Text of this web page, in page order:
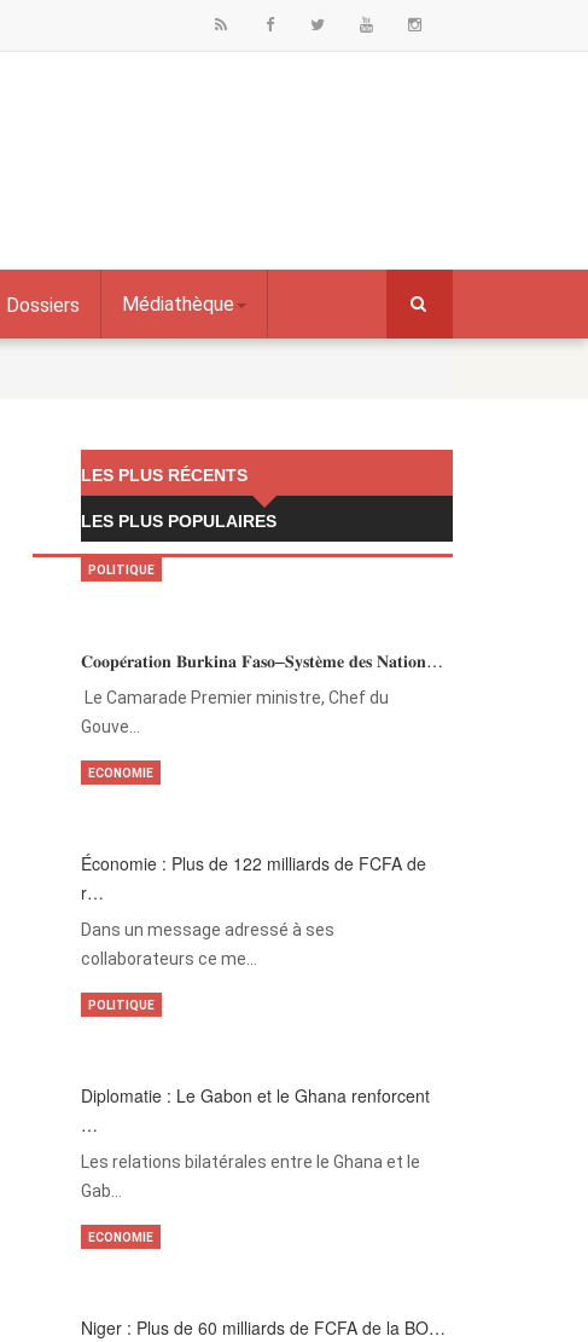
Dossiers Médiathèque
LES PLUS RÉCENTS
LES PLUS POPULAIRES
𝐂𝐨𝐨𝐩𝐞́𝐫𝐚𝐭𝐢𝐨𝐧 𝐁𝐮𝐫𝐤𝐢𝐧𝐚 𝐅𝐚𝐬𝐨–𝐒𝐲𝐬𝐭𝐞̀𝐦𝐞 𝐝𝐞𝐬 𝐍𝐚𝐭𝐢𝐨𝐧…
‎Le Camarade Premier ministre, Chef du
Gouve…
POLITIQUE
Économie : Plus de 122 milliards de FCFA de
r…
Dans un message adressé à ses
collaborateurs ce me…
ECONOMIE
Diplomatie : Le Gabon et le Ghana renforcent
…
Les relations bilatérales entre le Ghana et le
Gab…
POLITIQUE
Niger : Plus de 60 milliards de FCFA de la BO…
ECONOMIE